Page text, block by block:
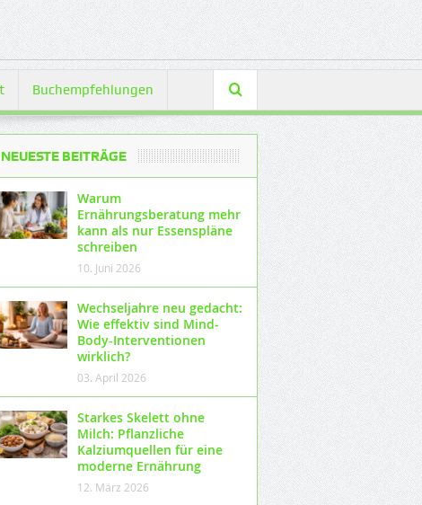
Buchempfehlungen
NEUESTE BEITRÄGE
Warum
Ernährungsberatung mehr
kann als nur Essenspläne
schreiben
10. Juni 2026
Wechseljahre neu gedacht:
Wie effektiv sind Mind-
Body-Interventionen
wirklich?
03. April 2026
Starkes Skelett ohne
Milch: Pflanzliche
Kalziumquellen für eine
moderne Ernährung
12. März 2026